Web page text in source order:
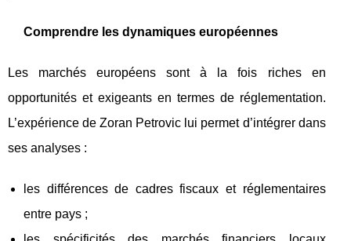
Comprendre les dynamiques européennes
Les marchés européens sont à la fois riches en
opportunités et exigeants en termes de réglementation.
L’expérience de Zoran Petrovic lui permet d’intégrer dans
ses analyses :
les différences de cadres fiscaux et réglementaires
entre pays ;